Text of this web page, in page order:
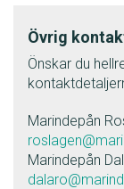
Övrig
Önskar du
Marindepån
Marindepån